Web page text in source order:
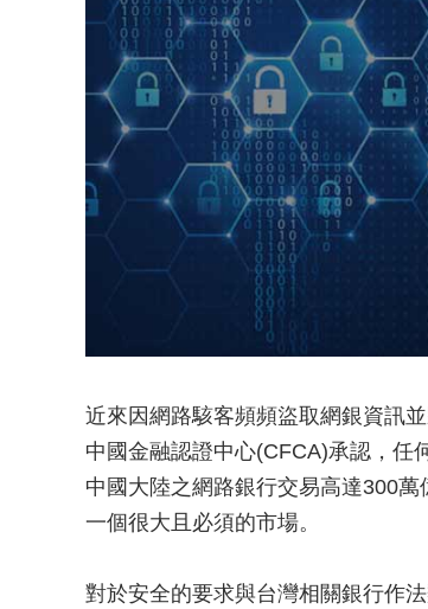
近來因網路駭客頻頻盜取網銀資訊
中國金融認證中心(CFCA)承認，任
中國大陸之網路銀行交易高達300
一個很大且必須的市場。
對於安全的要求與台灣相關銀行作